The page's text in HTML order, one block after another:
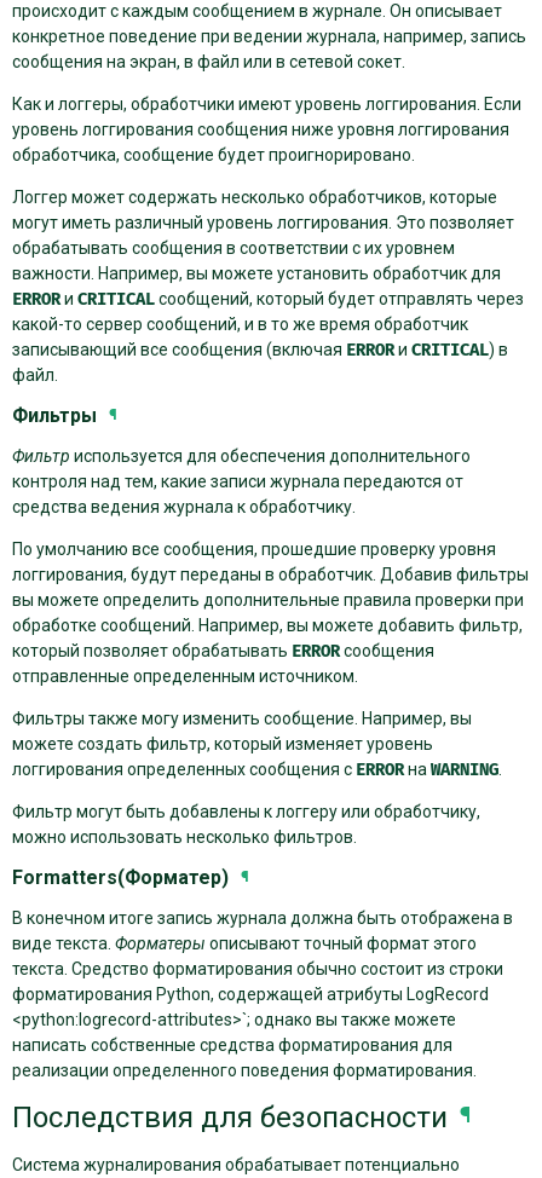
происходит с каждым сообщением в журнале. Он описывает
конкретное поведение при ведении журнала, например, запись
сообщения на экран, в файл или в сетевой сокет.
Как и логгеры, обработчики имеют уровень логгирования. Если
уровень логгирования сообщения ниже уровня логгирования
обработчика, сообщение будет проигнорировано.
Логгер может содержать несколько обработчиков, которые
могут иметь различный уровень логгирования. Это позволяет
обрабатывать сообщения в соответствии с их уровнем
важности. Например, вы можете установить обработчик для
ERRORи CRITICALсообщений, который будет отправлять через
какой-то сервер сообщений, и в то же время обработчик
записывающий все сообщения (включая ERRORи CRITICAL) в
файл.
Фильтры ¶
Фильтр используется для обеспечения дополнительного
контроля над тем, какие записи журнала передаются от
средства ведения журнала к обработчику.
По умолчанию все сообщения, прошедшие проверку уровня
логгирования, будут переданы в обработчик. Добавив фильтры
вы можете определить дополнительные правила проверки при
обработке сообщений. Например, вы можете добавить фильтр,
который позволяет обрабатывать ERRORсообщения
отправленные определенным источником.
Фильтры также могу изменить сообщение. Например, вы
можете создать фильтр, который изменяет уровень
логгирования определенных сообщения с ERRORнаWARNING.
Фильтр могут быть добавлены к логгеру или обработчику,
можно использовать несколько фильтров.
Formatters(Форматер) ¶
В конечном итоге запись журнала должна быть отображена в
виде текста. Форматеры описывают точный формат этого
текста. Средство форматирования обычно состоит из строки
форматирования Python, содержащей атрибуты LogRecord
<python:logrecord-attributes>`; однако вы также можете
написать собственные средства форматирования для
реализации определенного поведения форматирования.
Последствия для безопасности ¶
Система журналирования обрабатывает потенциально